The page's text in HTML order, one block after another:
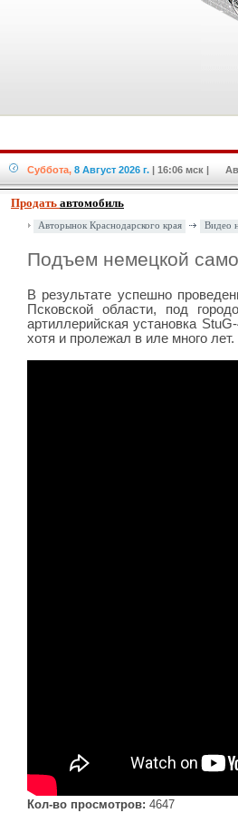
Суббота, 8 Август 2026 г. | 16:06 мск |
Продать автомобиль
Авторынок Краснодарского края Видео
Подъем немецкой
В результате успешно
Псковской области, под
артиллерийская установка
хотя и пролежал в иле много лет.
Кол-во просмотров: 4647